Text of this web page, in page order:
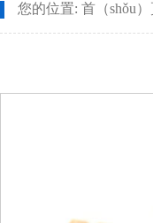
您的位置: 首（shǒu